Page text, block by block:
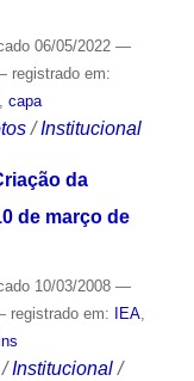
06/05/2022 —
registrado em:
capa
/Institucional
da
de março de
10/03/2008 —
registrado em: IEA,
/Institucional /